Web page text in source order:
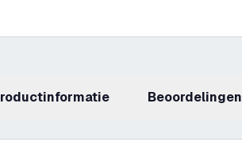
productinformatie beoordelingen